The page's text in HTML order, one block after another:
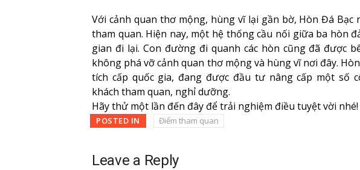
Với cảnh quan thơ mộng, hùng vĩ lại gần bờ, Hòn Đá Bạc
tham quan. Hiện nay, một hệ thống cầu nối giữa ba hòn
gian đi lại. Con đường đi quanh các hòn cũng đã được
không phá vỡ cảnh quan thơ mộng và hùng vĩ nơi đây.
tích cấp quốc gia, đang được đầu tư nâng cấp một số
khách tham quan, nghỉ dưỡng.
Hãy thử một lần đến đây để trải nghiệm điều tuyệt vời nhé!
POSTED IN Điểm tham quan
Leave a Reply